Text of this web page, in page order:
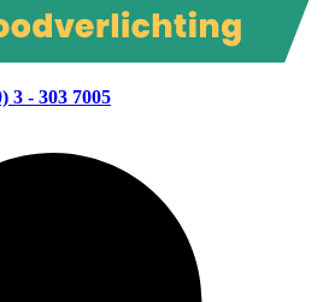
3 - 303 7005